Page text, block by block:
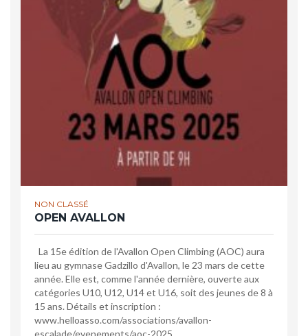
NON CLASSÉ
OPEN AVALLON
La 15e édition de l'Avallon Open Climbing (AOC) aura
lieu au gymnase Gadzillo d'Avallon, le 23 mars de cette
année. Elle est, comme l'année dernière, ouverte aux
catégories U10, U12, U14 et U16, soit des jeunes de 8 à
15 ans. Détails et inscription :
www.helloasso.com/associations/avallon-